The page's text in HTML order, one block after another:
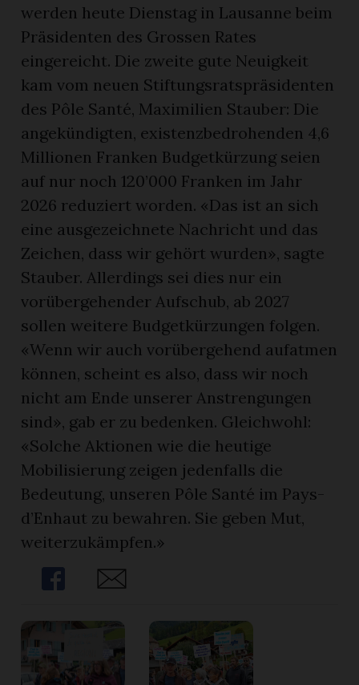
werden heute Dienstag in Lausanne beim
Präsidenten des Grossen Rates
eingereicht. Die zweite gute Neuigkeit
kam vom neuen Stiftungsratspräsidenten
des Pôle Santé, Maximilien Stauber: Die
angekündigten, existenzbedrohenden 4,6
Millionen Franken Budgetkürzung seien
auf nur noch 120’000 Franken im Jahr
2026 reduziert worden. «Das ist an sich
eine ausgezeichnete Nachricht und das
Zeichen, dass wir gehört wurden», sagte
Stauber. Allerdings sei dies nur ein
vorübergehender Aufschub, ab 2027
sollen weitere Budgetkürzungen folgen.
«Wenn wir auch vorübergehend aufatmen
können, scheint es also, dass wir noch
nicht am Ende unserer Anstrengungen
sind», gab er zu bedenken. Gleichwohl:
«Solche Aktionen wie die heutige
Mobilisierung zeigen jedenfalls die
Bedeutung, unseren Pôle Santé im Pays-
d’Enhaut zu bewahren. Sie geben Mut,
weiterzukämpfen.»
Share
Share